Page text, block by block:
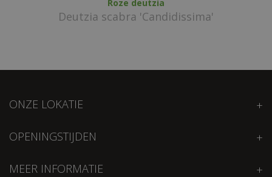
Roze deutzia
Deutzia scabra 'Candidissima'
ONZE LOKATIE
OPENINGSTIJDEN
MEER INFORMATIE